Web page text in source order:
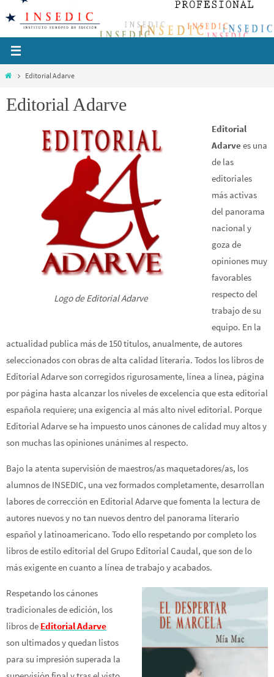
contenido
InicioEditorial Adarve
Editorial Adarve
Logo de Editorial Adarve
Editorial
Adarvees una
de las
editoriales
más activas
del panorama
nacional y
goza de
opiniones muy
favorables
respecto del
trabajo de su
equipo. En la
actualidad publica más de 150 títulos, anualmente, de autores
seleccionados con obras de alta calidad literaria. Todos los libros de
Editorial Adarve son corregidos rigurosamente, línea a línea, página
por página hasta alcanzar los niveles de excelencia que esta editorial
española requiere; una exigencia al más alto nivel editorial. Porque
Editorial Adarve se ha impuesto unos cánones de calidad muy altos y
son muchas las opiniones unánimes al respecto.
Bajo la atenta supervisión de maestros/as maquetadores/as, los
alumnos de INSEDIC, una vez formados completamente, desarrollan
labores de corrección en Editorial Adarve que fomenta la lectura de
autores nuevos y no tan nuevos dentro del panorama literario
español y latinoamericano. Todo ello respetando por completo los
libros de estilo editorial del Grupo Editorial Caudal, que son de lo
más exigente en cuanto a línea de trabajo y acabados.
Respetando los cánones
tradicionales de edición, los
libros de Editorial Adarve
son ultimados y quedan listos
para su impresión superada la